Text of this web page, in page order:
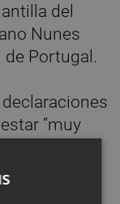
del
Nunes
de Portugal.
“muy
ha